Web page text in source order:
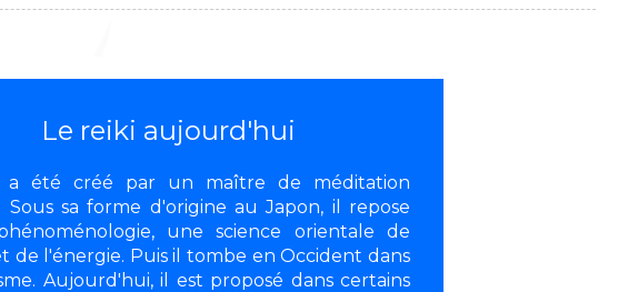
Le reiki aujourd'hui
a été créé par un maître de méditation
Sous sa forme d'origine au Japon, il repose
une science orientale de
de l'énergie. Puis il tombe en Occident dans
Aujourd'hui, il est proposé dans certains